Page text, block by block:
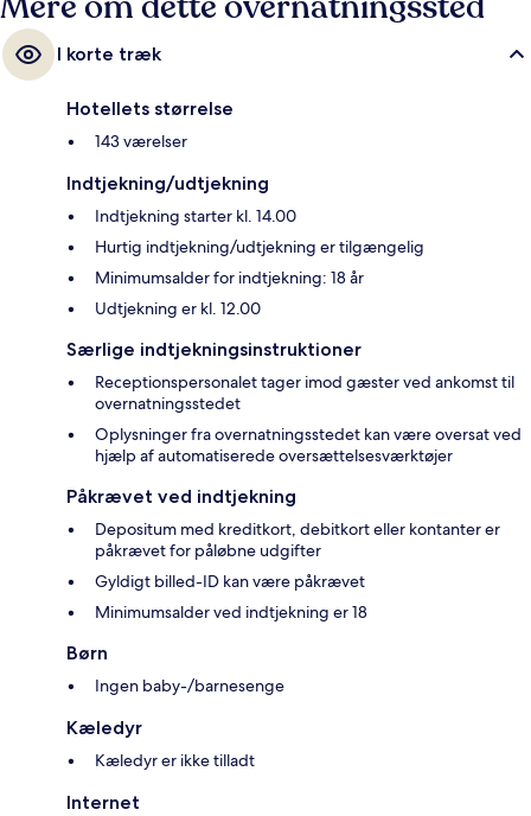
I korte træk
Hotellets størrelse
143 værelser
Indtjekning/udtjekning
Indtjekning starter kl. 14.00
Hurtig indtjekning/udtjekning er tilgængelig
Minimumsalder for indtjekning: 18 år
Udtjekning er kl. 12.00
Særlige indtjekningsinstruktioner
Receptionspersonalet tager imod gæster ved ankomst til
overnatningsstedet
Oplysninger fra overnatningsstedet kan være oversat ved
hjælp af automatiserede oversættelsesværktøjer
Påkrævet ved indtjekning
Depositum med kreditkort, debitkort eller kontanter er
påkrævet for påløbne udgifter
Gyldigt billed-ID kan være påkrævet
Minimumsalder ved indtjekning er 18
Børn
Ingen baby-/barnesenge
Kæledyr
Kæledyr er ikke tilladt
Internet